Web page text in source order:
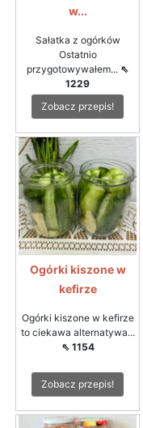
w...
Sałatka z ogórków
Ostatnio
przygotowywałem... ⇖
1229
Zobacz przepis!
Ogórki kiszone w
kefirze
Ogórki kiszone w kefirze
to ciekawa alternatywa...
⇖ 1154
Zobacz przepis!